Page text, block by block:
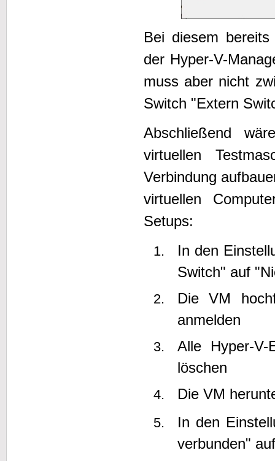
Bei diesem
der Hyper-V-
muss aber nicht
Switch "Extern
Abschließend
virtuellen
Verbindung
virtuellen
Setups:
In den
Switch" auf
Die VM
anmelden
Alle Hyper-
löschen
Die VM
In den
verbunden"